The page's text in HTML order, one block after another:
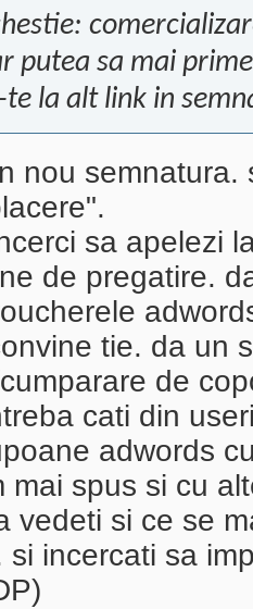
putea sa mai
te la alt link in
nou
sa apelezi
de pregatire.
tie. da un
de
cati din
adwords
mai spus si cu
vedeti si ce se
si incercati sa